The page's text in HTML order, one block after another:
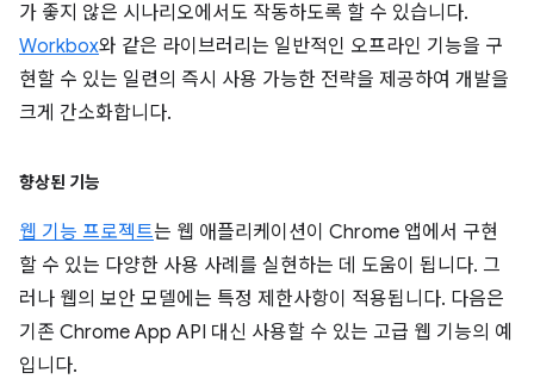
가 좋지 않은 시나리오에서도 작동하도록 할 수 있습니다.
Workbox와 같은 라이브러리는 일반적인 오프라인 기능을 구
현할 수 있는 일련의 즉시 사용 가능한 전략을 제공하여 개발을
크게 간소화합니다.
향상된 기능
웹 기능 프로젝트는 웹 애플리케이션이 Chrome 앱에서 구현
할 수 있는 다양한 사용 사례를 실현하는 데 도움이 됩니다. 그
러나 웹의 보안 모델에는 특정 제한사항이 적용됩니다. 다음은
기존 Chrome App API 대신 사용할 수 있는 고급 웹 기능의 예
입니다.